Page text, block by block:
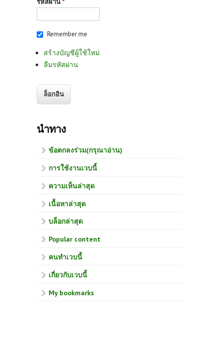
รหัสผ่าน *
Remember me
สร้างบัญชีผู้ใช้ใหม่
ลืมรหัสผ่าน
นำทาง
ข้อตกลงร่วม(กรุณาอ่าน)
การใช้งานเวบนี้
ความเห็นล่าสุด
เนื้อหาล่าสุด
บล็อกล่าสุด
Popular content
คนทำเวบนี้
เกี่ยวกับเวบนี้
My bookmarks